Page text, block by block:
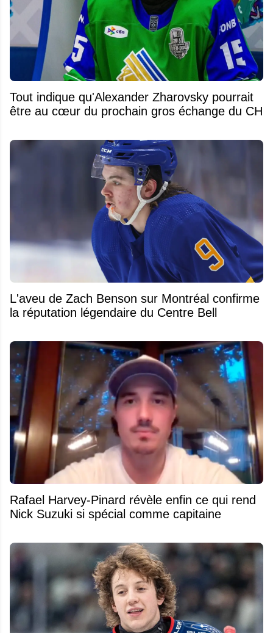
Tout indique qu'Alexander Zharovsky pourrait
être au cœur du prochain gros échange du CH
L'aveu de Zach Benson sur Montréal confirme
la réputation légendaire du Centre Bell
Rafael Harvey-Pinard révèle enfin ce qui rend
Nick Suzuki si spécial comme capitaine